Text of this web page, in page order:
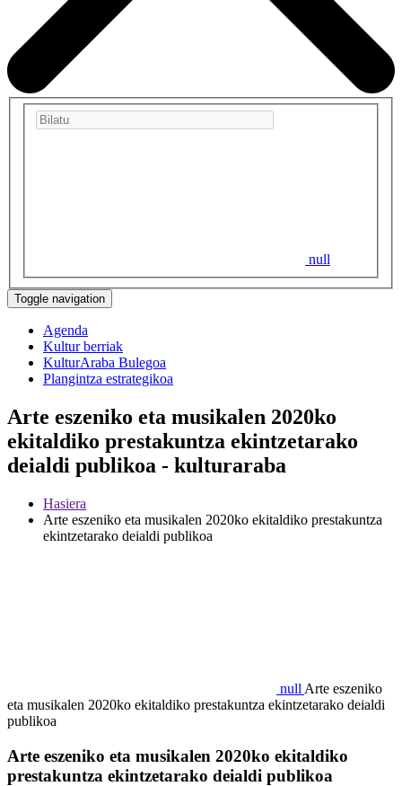
null
Toggle navigation
Agenda
Kultur berriak
KulturAraba Bulegoa
Plangintza estrategikoa
Arte eszeniko eta musikalen 2020ko
ekitaldiko prestakuntza ekintzetarako
deialdi publikoa - kulturaraba
Hasiera
Arte eszeniko eta musikalen 2020ko ekitaldiko prestakuntza
ekintzetarako deialdi publikoa
null Arte eszeniko
eta musikalen 2020ko ekitaldiko prestakuntza ekintzetarako deialdi
publikoa
Arte eszeniko eta musikalen 2020ko ekitaldiko
prestakuntza ekintzetarako deialdi publikoa